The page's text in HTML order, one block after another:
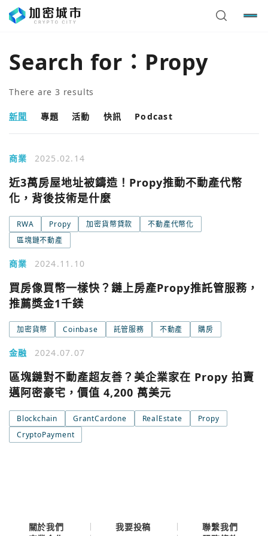
Search for： Propy
There are 3 results
新聞 專題 活動 快訊 Podcast
商業 2025.02.14
近3萬房屋地址被鑄造！Propy推動不動產代幣
化，背後技術是什麼
RWA Propy 加密貨幣貸款
不動產代幣化
區塊鏈不動產
商業 2024.11.10
買房像買幣一樣快？鏈上房產Propy推託管服務，
推薦獎金1千鎂
加密貨幣 Coinbase 託管服務 不動產 購房
金融 2024.07.07
區塊鏈對不動產超友善？美企業家在 Propy 拍賣
邁阿密豪宅，價值 4,200 萬美元
Blockchain GrantCardone RealEstate
Propy
CryptoPayment
今日熱門
使用以下帳號繼續
Google
繼續表示您已同意
您已閒置5分鐘，請點擊關閉按鈕或空白處，即可回到加密
今日熱門
關閉
關於我們 我要投稿
聯繫我們